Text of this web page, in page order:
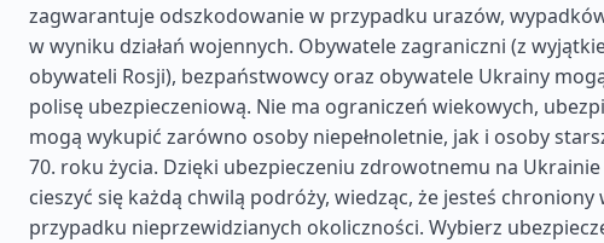
zagwarantuje odszkodowanie w przypadku urazów,
w wyniku działań wojennych. Obywatele zagraniczni (z
obywateli Rosji), bezpaństwowcy oraz obywatele Ukrainy
polisę ubezpieczeniową. Nie ma ograniczeń wiekowych,
mogą wykupić zarówno osoby niepełnoletnie, jak i osoby
70. roku życia. Dzięki ubezpieczeniu zdrowotnemu na Ukrainie
cieszyć się każdą chwilą podróży, wiedząc, że jesteś chroniony
przypadku nieprzewidzianych okoliczności. Wybierz